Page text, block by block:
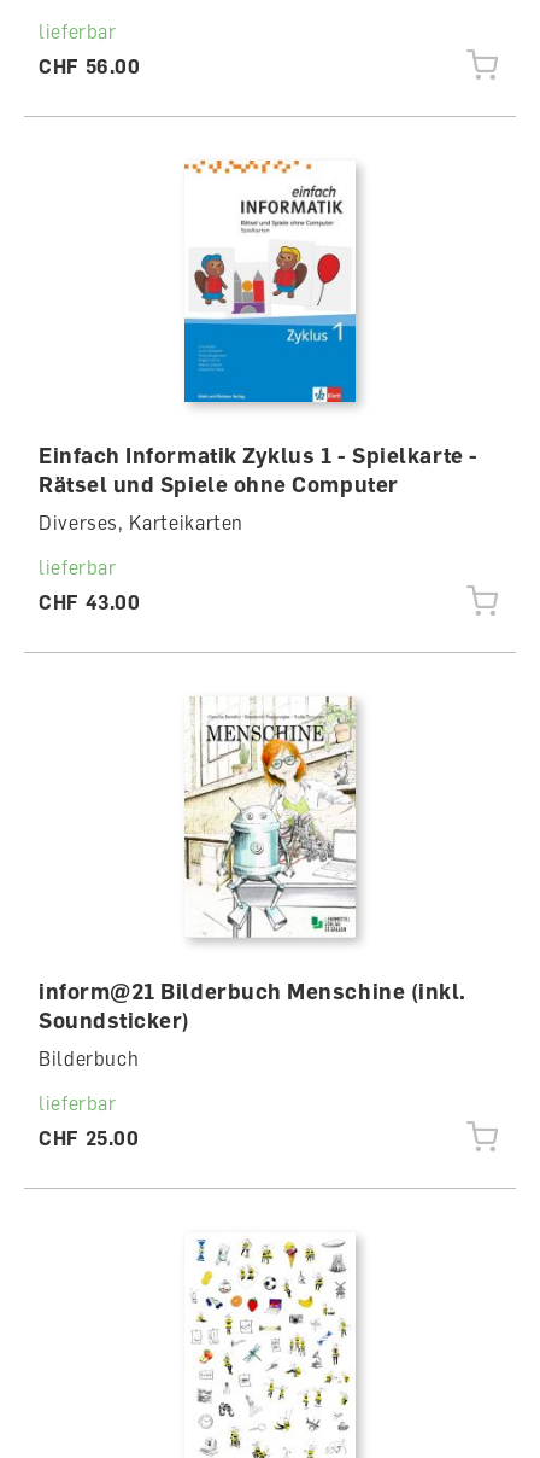
lieferbar
CHF 56.00
Einfach Informatik Zyklus 1 - Spielkarte -
Rätsel und Spiele ohne Computer
Diverses, Karteikarten
lieferbar
CHF 43.00
inform@21 Bilderbuch Menschine (inkl.
Soundsticker)
Bilderbuch
lieferbar
CHF 25.00